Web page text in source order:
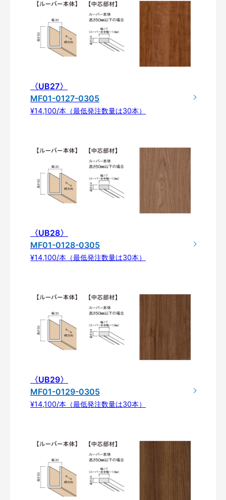
〈UB27〉
MF01-0127-0305
¥14,100/本（最低発注数量は30本）
〈UB28〉
MF01-0128-0305
¥14,100/本（最低発注数量は30本）
〈UB29〉
MF01-0129-0305
¥14,100/本（最低発注数量は30本）